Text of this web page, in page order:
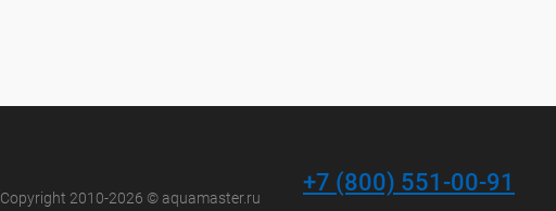
Copyright 2010-2026 © aquamaster.ru
+7 (800) 551-00-91